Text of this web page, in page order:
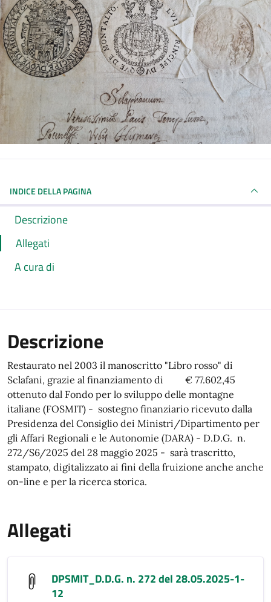
INDICE DELLA PAGINA
Descrizione
Allegati
A cura di
Descrizione
Restaurato nel 2003 il manoscritto "Libro rosso" di
Sclafani, grazie al finanziamento di € 77.602,45
ottenuto dal Fondo per lo sviluppo delle montagne
italiane (FOSMIT) - sostegno finanziario ricevuto dalla
Presidenza del Consiglio dei Ministri/Dipartimento per
gli Affari Regionali e le Autonomie (DARA) - D.D.G. n.
272/S6/2025 del 28 maggio 2025 - sarà trascritto,
stampato, digitalizzato ai fini della fruizione anche anche
on-line e per la ricerca storica.
Allegati
DPSMIT_D.D.G. n. 272 del 28.05.2025-1-
12